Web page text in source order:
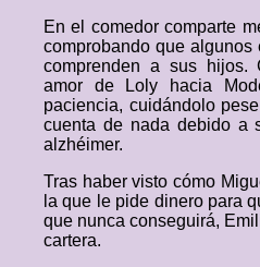
En el comedor comparte
comprobando que algunos
comprenden a sus hijos.
amor de Loly hacia
paciencia, cuidándolo
cuenta de nada debido a
alzhéimer.
Tras haber visto cómo
la que le pide dinero para
que nunca conseguirá,
cartera.